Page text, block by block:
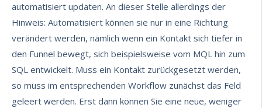
automatisiert updaten. An dieser Stelle allerdings der
Hinweis: Automatisiert können sie nur in eine Richtung
verändert werden, nämlich wenn ein Kontakt sich tiefer in
den Funnel bewegt, sich beispielsweise vom MQL hin zum
SQL entwickelt. Muss ein Kontakt zurückgesetzt werden,
so muss im entsprechenden Workflow zunächst das Feld
geleert werden. Erst dann können Sie eine neue, weniger